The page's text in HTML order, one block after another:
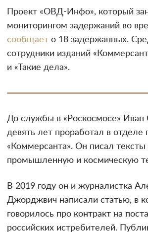
Проект «ОВД-Инфо», который
мониторингом задержаний во
сообщает о 18 задержанных.
сотрудники изданий
и «Такие дела».
До службы в «Роскосмосе» Иван
девять лет проработал в отделе
«Коммерсанта». Он писал тексты
промышленную и космическую
В 2019 году он и журналистка
Джорджвич написали статью, в
говорилось про контракт на
российских истребителей.